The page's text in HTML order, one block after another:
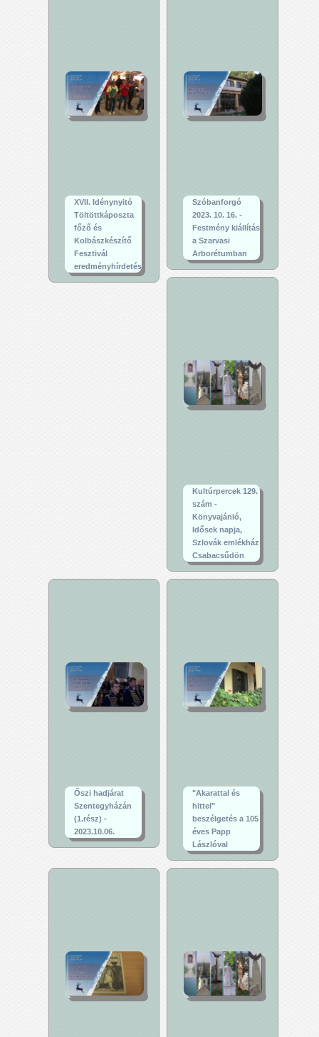
XVII. Idénynyitó
Töltöttkáposzta
főző és
Kolbászkészítő
Fesztivál
eredményhírdetés
Szóbanforgó
2023. 10. 16. -
Festmény kiállítás
a Szarvasi
Arborétumban
Kultúrpercek 129.
szám -
Könyvajánló,
Idősek napja,
Szlovák emlékház
Csabacsűdön
Őszi hadjárat
Szentegyházán
(1.rész) -
2023.10.06.
"Akarattal és
hittel"
beszélgetés a 105
éves Papp
Lászlóval